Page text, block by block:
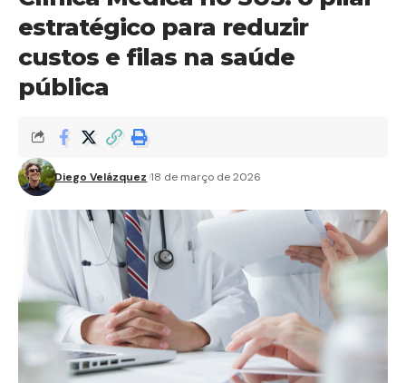
estratégico para reduzir
custos e filas na saúde
pública
Diego Velázquez 18 de março de 2026